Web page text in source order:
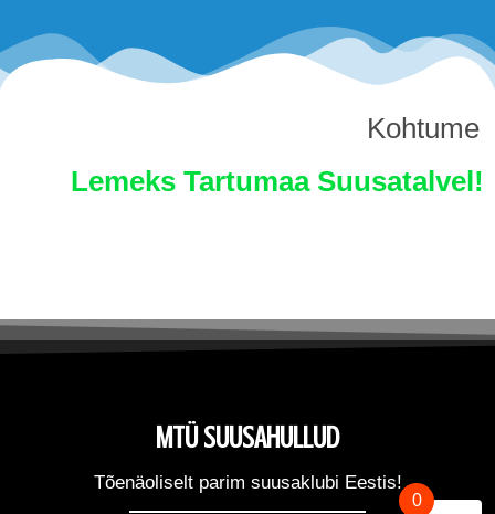
Kohtume
Lemeks Tartumaa Suusatalvel!
MTÜ SUUSAHULLUD
Tõenäoliselt parim suusaklubi Eestis!
0